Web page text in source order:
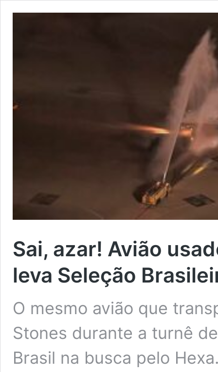
Sai, azar! Avião
leva Seleção
O mesmo avião que
Stones durante a turnê
Brasil na busca pelo